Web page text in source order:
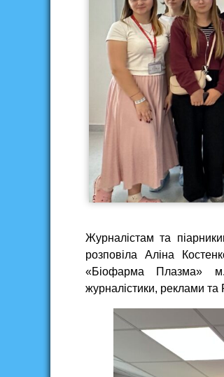
Журналістам та
розповіла Аліна
«Біофарма Плазма» м.
журналістики, реклами